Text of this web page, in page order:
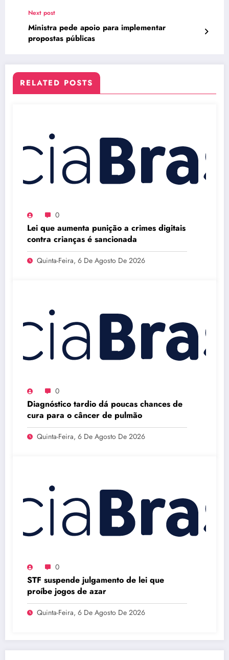
Next post
Ministra pede apoio para implementar
propostas públicas
RELATED POSTS
0
Lei que aumenta punição a crimes digitais
contra crianças é sancionada
Quinta-Feira, 6 De Agosto De 2026
0
Diagnóstico tardio dá poucas chances de
cura para o câncer de pulmão
Quinta-Feira, 6 De Agosto De 2026
0
STF suspende julgamento de lei que
proíbe jogos de azar
Quinta-Feira, 6 De Agosto De 2026